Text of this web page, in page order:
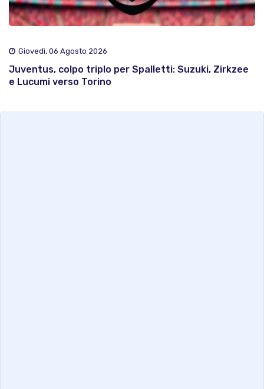
Giovedì, 06 Agosto 2026
Juventus, colpo triplo per Spalletti: Suzuki, Zirkzee
e Lucumi verso Torino